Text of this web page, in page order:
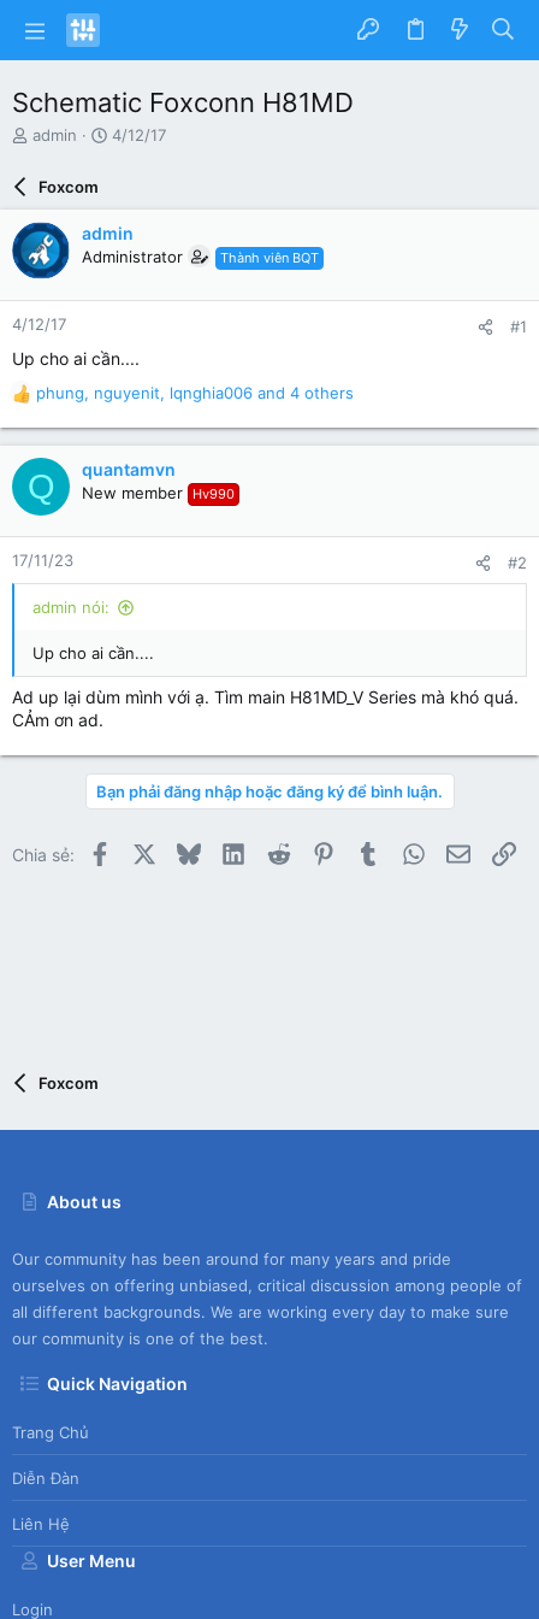
Schematic Foxconn H81MD
N
ư
ờ
i
k
h
ở
i
t
admin
N
ử
i
4/12/17
Foxcom
admin
Administrator Thành viên BQT
4/12/17 #1
Up cho ai cần....
R
e
a
c
t
o
n
phung, nguyenit, lqnghia006 and 4 others
Q quantamvn
New member Hv990
17/11/23 #2
admin nói:
Up cho ai cần....
Ad up lại dùm mình với ạ. Tìm main H81MD_V Series mà khó quá.
CẢm ơn ad.
Bạn phải đăng nhập hoặc đăng ký để bình luận.
Chia sẻ: Facebook BlueskyLinkedInReddit PinterestTumblrWhatsApp
Email
Foxcom
About us
Our community has been around for many years and pride
ourselves on offering unbiased, critical discussion among people of
all different backgrounds. We are working every day to make sure
our community is one of the best.
Quick Navigation
Trang Chủ
Diễn Đàn
Liên Hệ
User Menu
Login